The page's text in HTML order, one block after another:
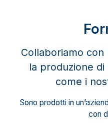
Collaboriamo
la produzione
come i
Sono prodotti in
con